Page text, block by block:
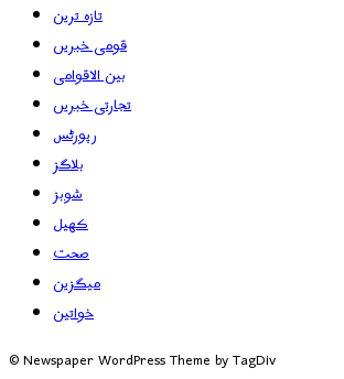
تازہ ترین
قومی خبریں
بین الاقوامی
تجارتی خبریں
رپورٹس
بلاگز
شوبز
کھیل
صحت
میگزین
خواتین
© Newspaper WordPress Theme by TagDiv